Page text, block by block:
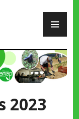
2023